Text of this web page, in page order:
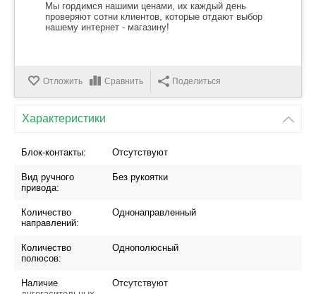
Мы гордимся нашими ценами, их каждый день
проверяют сотни клиентов, которые отдают выбор
нашему интернет - магазину!
Отложить Сравнить Поделиться
Характеристики
Блок-контакты: Отсутствуют
Вид ручного
привода:
Без рукоятки
Количество
направлений:
Однонаправленный
Количество
полюсов:
Однополюсный
Наличие
Отсутствуют